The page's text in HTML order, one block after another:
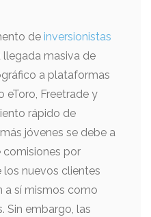
de inversionistas
llegada masiva de
a plataformas
eToro, Freetrade y
rápido de
jóvenes se debe a
comisiones por
los nuevos clientes
a sí mismos como
Sin embargo, las